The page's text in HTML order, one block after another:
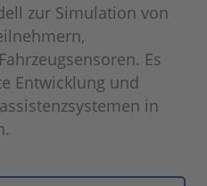
zur Simulation von
Es
Entwicklung und
in